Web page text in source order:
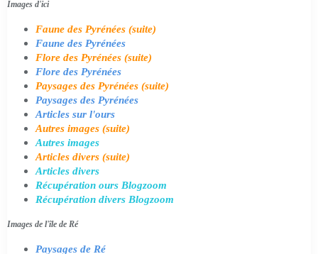
Images d'ici
Faune des Pyrénées (suite)
Faune des Pyrénées
Flore des Pyrénées (suite)
Flore des Pyrénées
Paysages des Pyrénées (suite)
Paysages des Pyrénées
Articles sur l'ours
Autres images (suite)
Autres images
Articles divers (suite)
Articles divers
Récupération ours Blogzoom
Récupération divers Blogzoom
Images de l'île de Ré
Paysages de Ré